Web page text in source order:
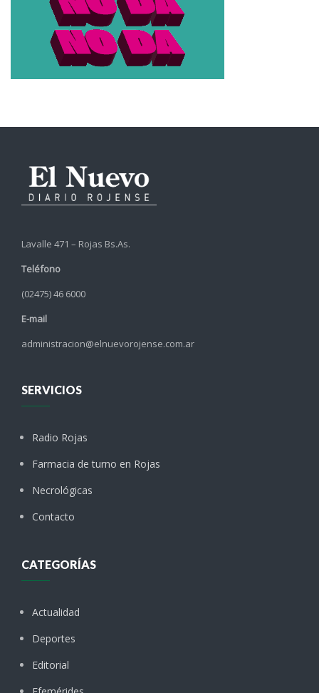
Lavalle 471 – Rojas Bs.As.
Teléfono
(02475) 46 6000
E-mail
administracion@elnuevorojense.com.ar
SERVICIOS
Radio Rojas
Farmacia de turno en Rojas
Necrológicas
Contacto
CATEGORÍAS
Actualidad
Deportes
Editorial